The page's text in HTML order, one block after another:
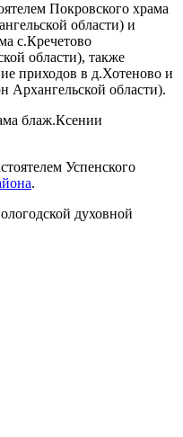
Покровского храма
области) и
с.Кречетово
области), также
приходов в д.Хотеново и
Архангельской области).
блаж.Ксении
Успенского
.
духовной